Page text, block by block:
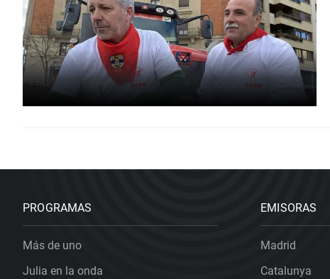
PROGRAMAS
Más de uno
Julia en la onda
EMISORAS
Madrid
Catalunya